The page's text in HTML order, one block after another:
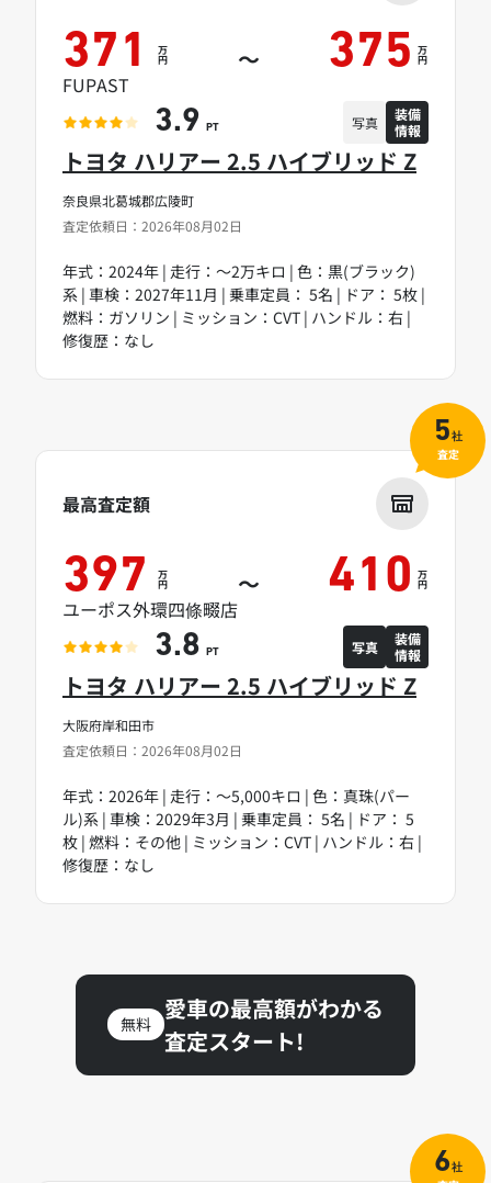
奈良県北葛城郡広陵町
査定依頼日：2026年08月02日
トヨタ ハリアー 2.5 ハイブリッド Z
年式：2024年 | 走行：～2万キロ | 色：黒(ブラック)
系 | 車検：2027年11月 | 乗車定員： 5名 | ドア： 5枚 |
燃料：ガソリン | ミッション：CVT | ハンドル：右 |
修復歴：なし
371 万
円 ～ 375 万
円
FUPAST
3.9 PT 写真
装備
情報
大阪府岸和田市
査定依頼日：2026年08月02日
トヨタ ハリアー 2.5 ハイブリッド Z
年式：2026年 | 走行：～5,000キロ | 色：真珠(パー
ル)系 | 車検：2029年3月 | 乗車定員： 5名 | ドア： 5
枚 | 燃料：その他 | ミッション：CVT | ハンドル：右 |
修復歴：なし
最高査定額
397 万
円 ～ 410 万
円
ユーポス外環四條畷店
3.8 PT 写真
装備
情報
5社
査定
無料
愛車の最高額がわかる
査定スタート!
6社